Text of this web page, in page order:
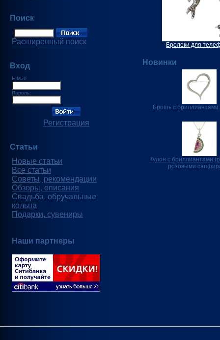
Поиск
Расширенный поиск
Вход
E-Mail:
Пароль:
Регистрация
Статьи
Новые статьи
Все статьи
Советы, рекомендации
Обзоры, описания
Свадьба, обручальные
кольца
Подарки, сувениры
Наши партнеры
Брелоки для
Новинки
Брошь с
Кулон с
розовыми